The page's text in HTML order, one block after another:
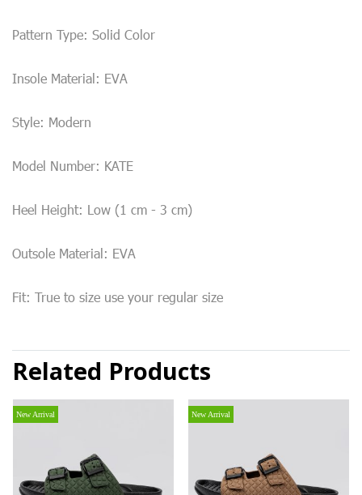
Pattern Type: Solid Color
Insole Material: EVA
Style: Modern
Model Number: KATE
Heel Height: Low (1 cm - 3 cm)
Outsole Material: EVA
Fit: True to size use your regular size
Related Products
New Arrival New Arrival